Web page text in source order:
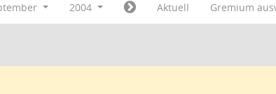
2004 Aktuell Gremium